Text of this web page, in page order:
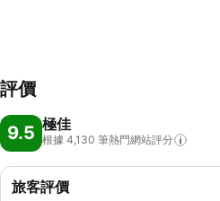
評價
9.5 極佳
根據 4,130 筆熱門網站評分
旅客評價